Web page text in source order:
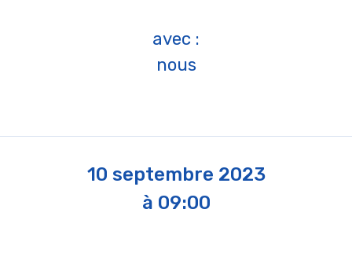
avec :
nous
10 septembre 2023
à 09:00